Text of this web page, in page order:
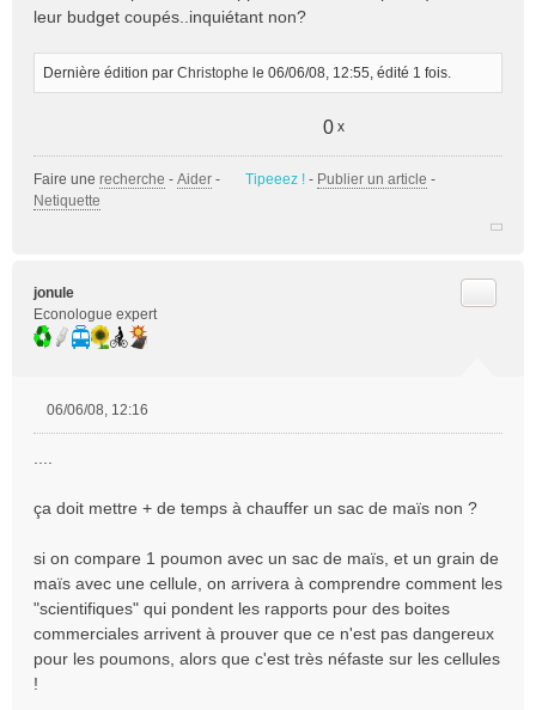
leur budget coupés..inquiétant non?
Dernière édition par Christophe le 06/06/08, 12:55, édité 1 fois.
0 x
Faire une recherche - Aider - Tipeeez ! - Publier un article -
Netiquette
jonule
Econologue expert
s
a
e
n
l
u
06/06/08, 12:16
ça doit mettre + de temps à chauffer un sac de maïs non ?
si on compare 1 poumon avec un sac de maïs, et un grain de
maïs avec une cellule, on arrivera à comprendre comment les
"scientifiques" qui pondent les rapports pour des boites
commerciales arrivent à prouver que ce n'est pas dangereux
pour les poumons, alors que c'est très néfaste sur les cellules
!